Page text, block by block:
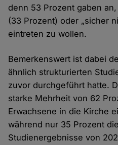
denn 53 Prozent gaben
(33 Prozent) oder „sicher
eintreten zu wollen.
Bemerkenswert ist dabei
ähnlich strukturierten
zuvor durchgeführt hatte.
starke Mehrheit von 62
Erwachsene in die Kirche
während nur 35 Prozent
Studienergebnisse von